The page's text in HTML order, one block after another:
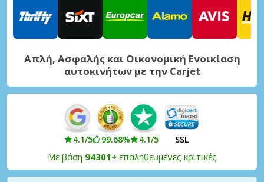
Απλή, Ασφαλής και Οικονομική Ενοικίαση
αυτοκινήτων με την Carjet
4.1/5 99.68% 4.1/5 SSL
Με βάση 94301+ επαληθευμένες κριτικές